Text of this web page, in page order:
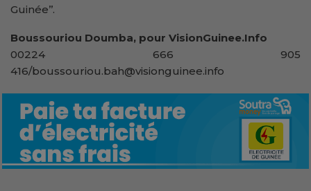
Guinée’’.
Boussouriou Doumba, pour VisionGuinee.Info
00224 666 905
416/boussouriou.bah@visionguinee.info